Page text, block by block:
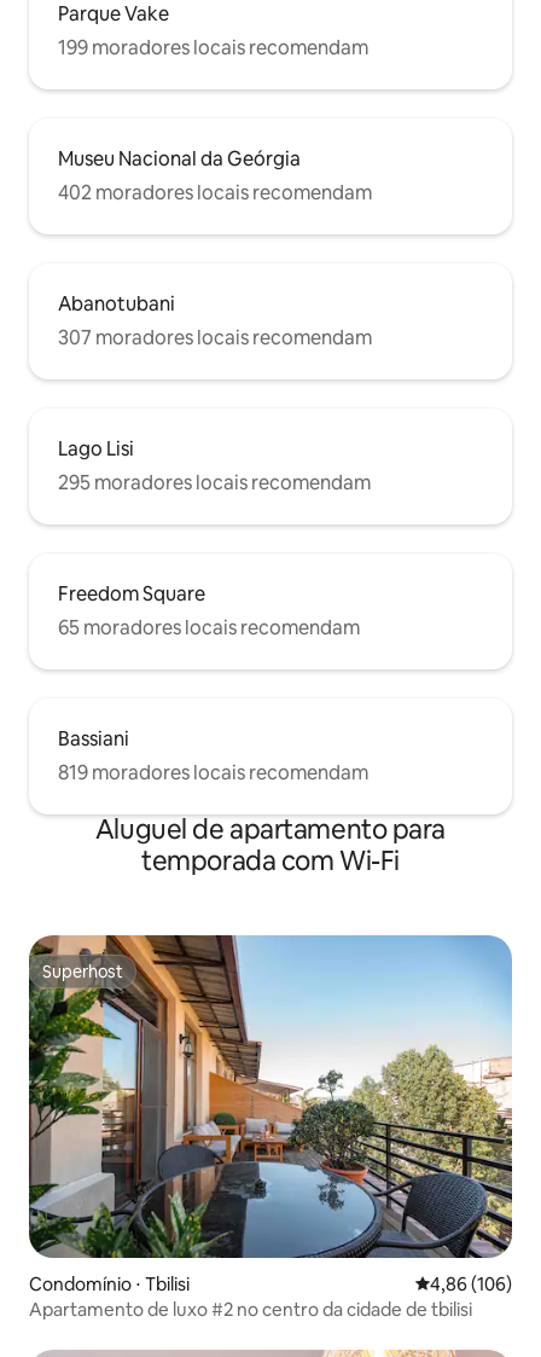
Parque Vake
199 moradores locais recomendam
Museu Nacional da Geórgia
402 moradores locais recomendam
Abanotubani
307 moradores locais recomendam
Lago Lisi
295 moradores locais recomendam
Freedom Square
65 moradores locais recomendam
Bassiani
819 moradores locais recomendam
Aluguel de apartamento para
temporada com Wi-Fi
Superhost
Superhost
Condomínio ⋅ Tbilisi 4,86 de uma
4,86 (106)
Apartamento de luxo #2 no centro da cidade de tbilisi